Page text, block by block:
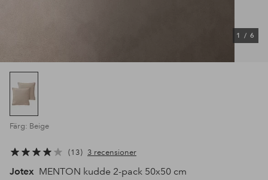
1 / 6
Färg: Beige
13 3 recensioner
Jotex MENTON kudde 2-pack 50x50 cm